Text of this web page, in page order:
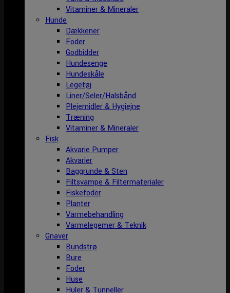
Vitaminer & Mineraler
Hunde
Dækkener
Foder
Godbidder
Hundesenge
Hundeskåle
Legetøj
Liner/Seler/Halsbånd
Plejemidler & Hygiejne
Træning
Vitaminer & Mineraler
Fisk
Akvarie Pumper
Akvarier
Baggrunde & Sten
Filtsvampe & Filtermaterialer
Fiskefoder
Planter
Varmebehandling
Varmelegemer & Teknik
Gnaver
Bundstrø
Bure
Foder
Huse
Huler & Tunneller